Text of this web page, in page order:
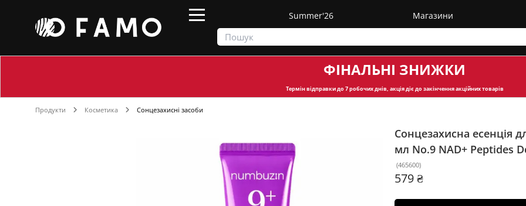
Summer'26 Магазини
ФІНАЛЬНІ ЗНИЖКИ
Термін відправкидо 7 робочих днів, акція діє до закінчення акційних товарів
Продукти Косметика Сонцезахисні засоби
Сонцезахисна есенція
мл No.9 NAD+ Peptides
(465600)
579 ₴